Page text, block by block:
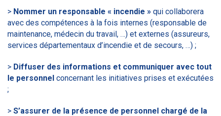
> Nommer un responsable « incendie » qui collaborera
avec des compétences à la fois internes (responsable de
maintenance, médecin du travail, …) et externes (assureurs,
services départementaux d’incendie et de secours, …) ;
> Diffuser des informations et communiquer avec tout
le personnel concernant les initiatives prises et exécutées
;
> S’assurer de la présence de personnel chargé de la